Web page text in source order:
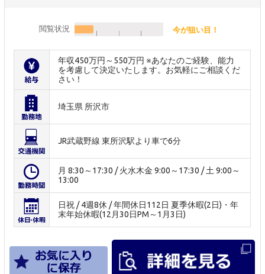
閲覧状況 今が狙い目！
年収450万円～550万円 ※あなたのご経験、能力
を考慮して決定いたします。お気軽にご相談くだ
さい！
埼玉県 所沢市
JR武蔵野線 東所沢駅より車で6分
月 8:30～17:30 / 火水木金 9:00～17:30 / 土 9:00～
13:00
日祝 / 4週8休 / 年間休日112日 夏季休暇(2日)・年
末年始休暇(12月30日PM～1月3日)